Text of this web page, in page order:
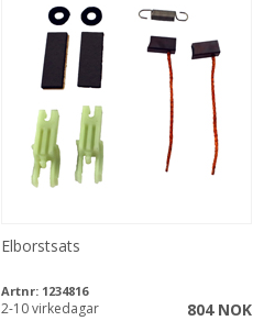
Elborstsats
Artnr: 1234816
804 NOK
2-10 virkedagar